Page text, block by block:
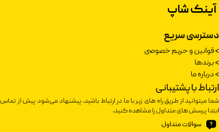
آینک شاپ
دسترسی سریع
>قوانین و حریم خصوصی
>برندها
>درباره ما
ارتباط با پشتیبانی
شما میتوانید از طریق راه های زیر با ما در ارتباط باشید. پیشنهاد می‌شود پیش از تماس
ابتدا پرسش های متداول را مشاهده کنید.
سوالات متداول